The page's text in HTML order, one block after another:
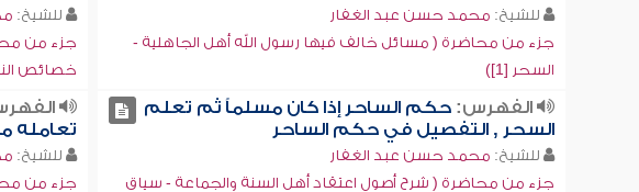
للشيخ: محمد حسن عبد الغفار
جزء من محاضرة ( مسائل خالف فيها رسول الله أهل الجاهلية -
السحر [1])
للشيخ:
جزء من
خصائص
الفهرس:حكم الساحر إذا كان مسلماً ثم تعلم
السحر , التفصيل في حكم الساحر
للشيخ: محمد حسن عبد الغفار
جزء من محاضرة ( شرح أصول اعتقاد أهل السنة والجماعة - سياق
تعامله
للشيخ:
جزء من